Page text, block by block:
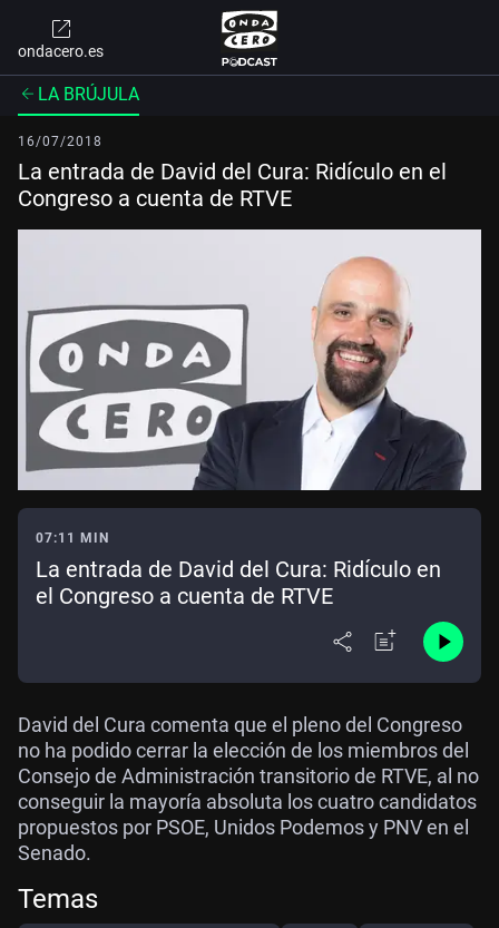
ondacero.es
LA BRÚJULA
16/07/2018
La entrada de David del Cura: Ridículo en el
Congreso a cuenta de RTVE
07:11 MIN
La entrada de David del Cura: Ridículo en
el Congreso a cuenta de RTVE
David del Cura comenta que el pleno del Congreso
no ha podido cerrar la elección de los miembros del
Consejo de Administración transitorio de RTVE, al no
conseguir la mayoría absoluta los cuatro candidatos
propuestos por PSOE, Unidos Podemos y PNV en el
Senado.
Temas